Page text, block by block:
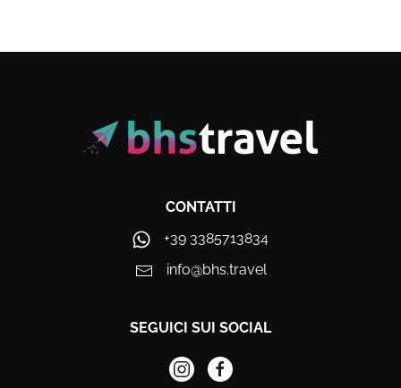
CONTATTI
+39 3385713834
info@bhs.travel
SEGUICI SUI SOCIAL